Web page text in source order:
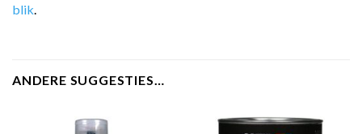
blik
ANDERE SUGGESTIES…